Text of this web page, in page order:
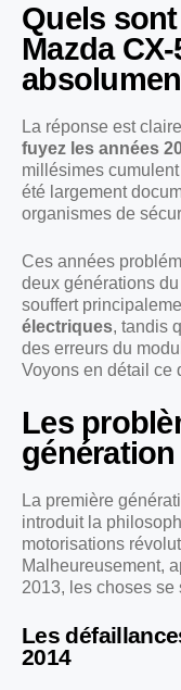
Quels
Mazda
La réponse est
fuyez les années
millésimes
été largement
organismes de
Ces années
deux générations
souffert
électriques, tandis
des erreurs du
Voyons en détail ce
Les
génération
La première
introduit la
motorisations
Malheureusement,
2013, les choses se
Les
2014